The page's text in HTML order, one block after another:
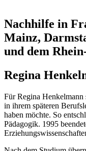
Nachhilfe in
Mainz,
und dem
Regina
Für Regina Henkelmann
in ihrem späteren
haben möchte. So
Pädagogik. 1995